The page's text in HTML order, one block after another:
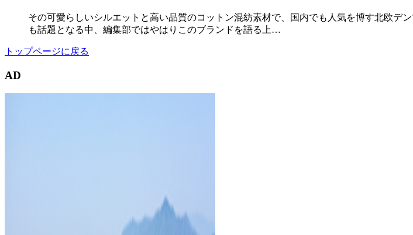
その可愛らしいシルエットと高い品質のコットン混紡素材で、国内でも人気を博す北欧デ
も話題となる中、編集部ではやはりこのブランドを語る上…
トップページに戻る
AD